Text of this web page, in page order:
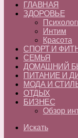
ГЛАВНАЯ
ЗДОРОВЬЕ
Интим
Красота
СПОРТ И
СЕМЬЯ
ДОМАШНИЙ
ПИТАНИЕ И
МОДА И
ОТДЫХ
БИЗНЕС
Обзор
Искать